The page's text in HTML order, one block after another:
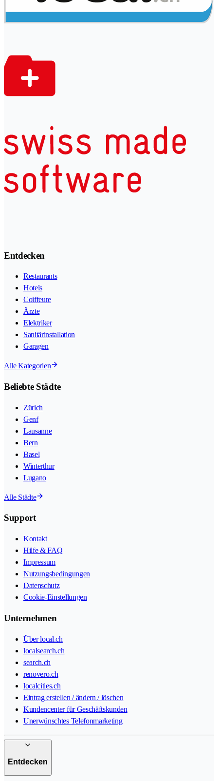
Entdecken
Restaurants
Hotels
Coiffeure
Ärzte
Elektriker
Sanitärinstallation
Garagen
Alle Kategorien
Beliebte Städte
Zürich
Genf
Lausanne
Bern
Basel
Winterthur
Lugano
Alle Städte
Support
Kontakt
Hilfe & FAQ
Impressum
Nutzungsbedingungen
Datenschutz
Cookie-Einstellungen
Unternehmen
Über local.ch
localsearch.ch
search.ch
renovero.ch
localcities.ch
Eintrag erstellen / ändern / löschen
Kundencenter für Geschäftskunden
Unerwünschtes Telefonmarketing
Entdecken